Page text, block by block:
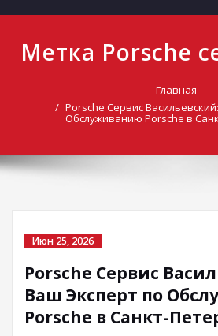
Метка Porsche
Главная
Porsche Сервис
Обслуживанию Porsche в
Июн 25, 2026
Porsche Сервис
Ваш Эксперт по
Porsche в Санкт-